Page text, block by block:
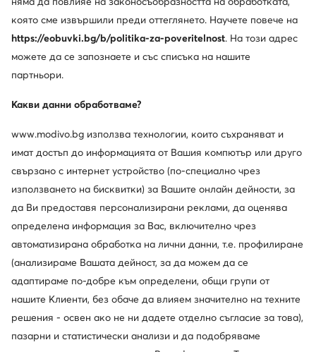
Смени държавата: България (BG)
Обслужване на клиенти
Информации
© obuvki.bg 2026
която сме извършили преди оттеглянето. Научете повече на
https://eobuvki.bg/b/politika-za-poveritelnost. На този адрес
можете да се запознаете и със списъка на нашите
партньори.
Какви данни обработваме?
www.modivo.bg използва технологии, които съхраняват и
имат достъп до информацията от Вашия компютър или друго
свързано с интернет устройство (по-специално чрез
използването на бисквитки) за Вашите онлайн дейности, за
да Ви предоставя персонализирани реклами, да оценява
определена информация за Вас, включително чрез
автоматизирана обработка на лични данни, т.е. профилиране
(анализираме Вашата дейност, за да можем да се
адаптираме по-добре към определени, общи групи от
нашите Клиенти, без обаче да влияем значително на техните
решения - освен ако не ни дадете отделно съгласие за това),
пазарни и статистически анализи и да подобряваме